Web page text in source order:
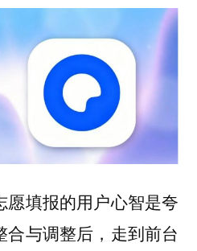
愿填报的用户心智是夸
合与调整后，走到前台